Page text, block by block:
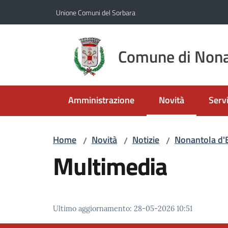
Unione Comuni del Sorbara
Comune di
Amministrazione Novità
Menu selezionato
Home / Novità / Notizie / Nonantola
Multimedia
Ultimo aggiornamento: 28-05-2026 10:51